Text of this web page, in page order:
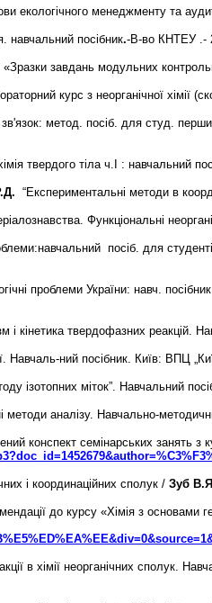
екологічного менеджменту та
навчальний посібник.-В-во КНТЕУ .-
завдань модульних
курс з неорганічної хімії
зв'язок: метод. посіб. для студ.
твердого тіла ч.І : навчальний
“Експериментальні методи в
Функціональні
посіб. для
проблеми України: навч.
і кінетика твердофазних реакцій.
Навчаль-ний посібник. Київ: ВПЦ
ізотопних міток”. Навчальний
методи аналізу. Навчально-
конспект семінарських занять з
і координаційних сполук / Зуб
до курсу «Хімія з основами
в хімії неорганічних сполук.